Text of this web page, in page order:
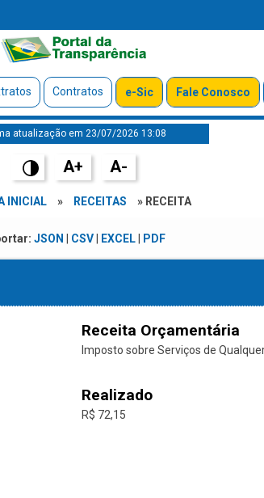
Contratos e-Sic Fale Conosco
atualização em 23/07/2026 13:08
A+ A-
INICIAL » RECEITAS » RECEITA
JSON CSV| EXCEL| PDF
Receita Orçamentária
Imposto sobre Serviços de
Realizado
R$ 72,15